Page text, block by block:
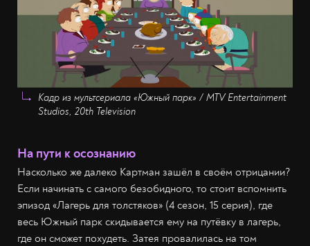
Кадр из мультсериала «Южный парк» / MTV Entertainment
Studios, 20th Television
На пути к осознанию
Насколько же далеко Картман зашёл в своём отрицании?
Если начинать с самого безобидного, то стоит вспомнить
эпизод «Лагерь для толстяков» (4 сезон, 15 серия), где
весь Южный парк скидывается ему на путёвку в лагерь,
где он сможет похудеть. Затея провалилась на том